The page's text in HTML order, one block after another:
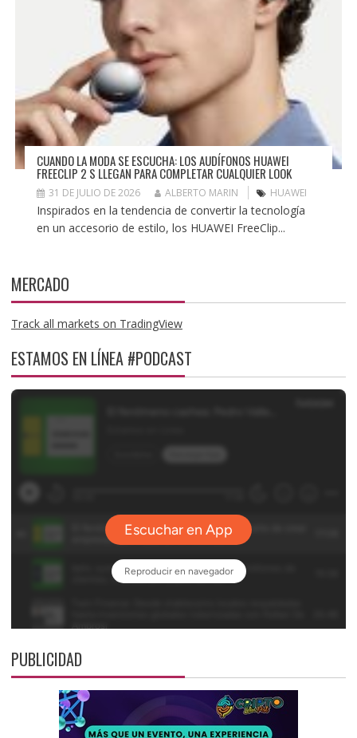
CUANDO LA MODA SE ESCUCHA: LOS AUDÍFONOS HUAWEI
FREECLIP 2 S LLEGAN PARA COMPLETAR CUALQUIER LOOK
31 DE JULIO DE 2026 ALBERTO MARIN HUAWEI
Inspirados en la tendencia de convertir la tecnología
en un accesorio de estilo, los HUAWEI FreeClip...
MERCADO
Track all markets on TradingView
ESTAMOS EN LÍNEA #PODCAST
PUBLICIDAD